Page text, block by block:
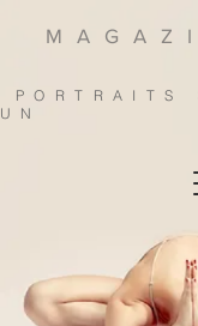
PORTRAITS
UN